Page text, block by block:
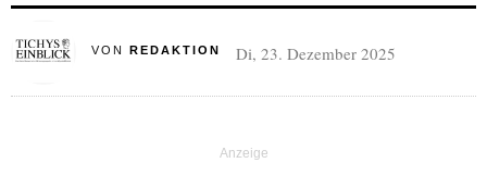
VON REDAKTION Di, 23. Dezember 2025